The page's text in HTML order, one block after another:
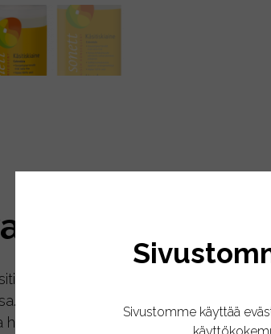
Sonettin kehäkukkainen
Kehäkukkauute ja kasviperäiset
hyvin hellävarainen käsille.
Sivustomme käyttää